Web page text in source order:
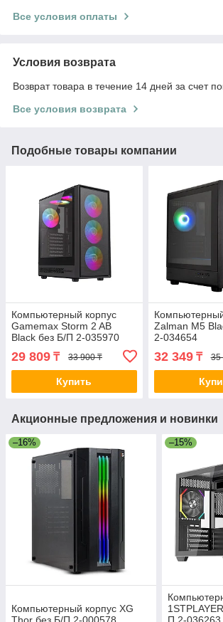
Все условия оплаты
Условия возврата
Возврат товара в течение 14 дней за счет
Все условия возврата
Подобные товары компании
Компьютерный корпус
Gamemax Storm 2 AB
Black без Б/П 2-035970
1115-3803R0006
29 809 ₸ 33 900 ₸
Купить
Zalman M5
2-034654
32 349₸ 35
Акционные предложения и новинки
–16%
Компьютерный корпус XG
–15%